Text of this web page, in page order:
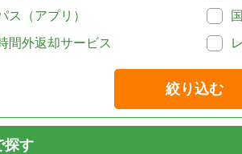
ス（アプリ）
間外返却サービス
絞り込む
探す